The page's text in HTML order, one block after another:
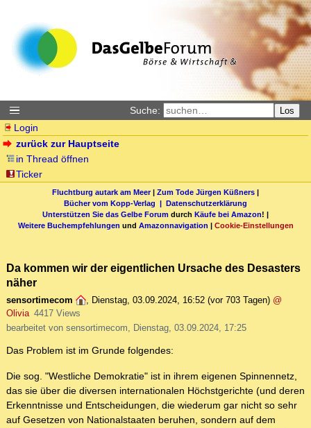
Suche: Los
Login
zurück zur Hauptseite
in Thread öffnen
Ticker
Fluchtburg autark am Meer| Zum Tode Jürgen Küßners |
Bücher vom Kopp-Verlag | Datenschutzerklärung
Unterstützen Sie das Gelbe Forum durch Käufe bei Amazon! |
Weitere Buchempfehlungen und Amazonnavigation | Cookie-Einstellungen
Da kommen wir der eigentlichen Ursache des Desasters
näher
sensortimecom , Dienstag, 03.09.2024, 16:52 (vor 703 Tagen) @
Olivia 4417 Views
bearbeitet von sensortimecom, Dienstag, 03.09.2024, 17:25
Das Problem ist im Grunde folgendes:
Die sog. "Westliche Demokratie" ist in ihrem eigenen Spinnennetz,
das sie über die diversen internationalen Höchstgerichte (und deren
Erkenntnisse und Entscheidungen, die wiederum gar nicht so sehr
auf Gesetzen von Nationalstaaten beruhen, sondern auf dem